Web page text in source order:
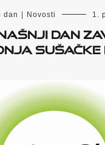
dan Novosti 1.
dan
sušačke